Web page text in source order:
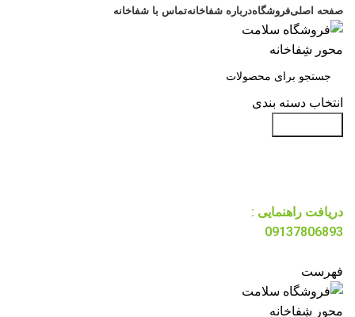
صفحه اصلیفروشگاهدرباره شفاخانهتماس با شفاخانه
انتخاب دسته بندی
دریافت راهنمایی :
09137806893
فهرست